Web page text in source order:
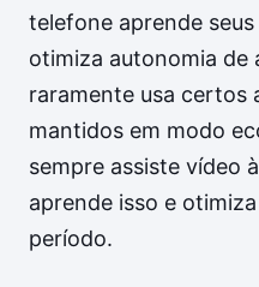
telefone aprende
otimiza autonomia de
raramente usa certos
mantidos em modo
sempre assiste vídeo
aprende isso e
período.